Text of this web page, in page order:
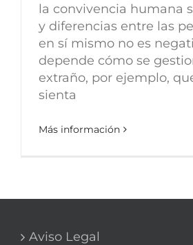
la convivencia humana
y diferencias entre las
en sí mismo no es
depende cómo se
extraño, por ejemplo,
sienta
Más información
Aviso Legal